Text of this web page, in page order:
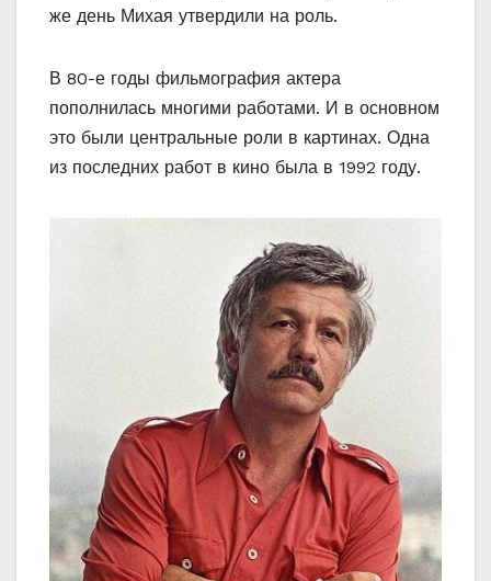
же день Михая утвердили на роль.
В 80-е годы фильмография актера
пополнилась многими работами. И в основном
это были центральные роли в картинах. Одна
из последних работ в кино была в 1992 году.